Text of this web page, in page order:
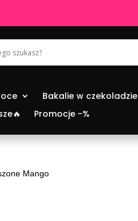
Bakalie w czekoladzie
Promocje -%
Mango